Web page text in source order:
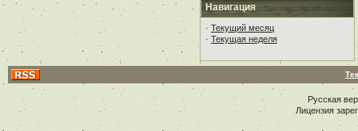
Навигация
· Текущий месяц
· Текущая неделя
Русская
Лицензия